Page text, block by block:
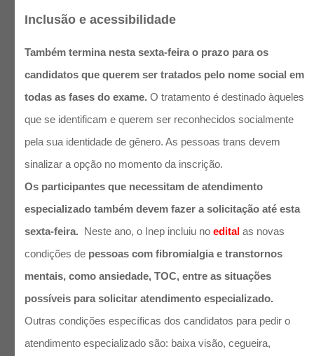
Inclusão e acessibilidade
Também termina nesta sexta-feira o prazo para os
candidatos que querem ser tratados pelo nome social em
todas as fases do exame. O tratamento é destinado àqueles
que se identificam e querem ser reconhecidos socialmente
pela sua identidade de gênero. As pessoas trans devem
sinalizar a opção no momento da inscrição.
Os participantes que necessitam de atendimento
especializado também devem fazer a solicitação até esta
sexta-feira. Neste ano, o Inep incluiu noedital as novas
condições de pessoas com fibromialgia e transtornos
mentais, como ansiedade, TOC, entre as situações
possíveis para solicitar atendimento especializado.
Outras condições específicas dos candidatos para pedir o
atendimento especializado são: baixa visão, cegueira,